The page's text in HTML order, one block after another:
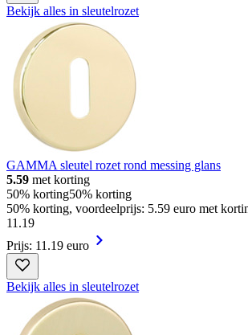
Bekijk alles in sleutelrozet
GAMMA sleutel rozet rond messing glans
5.59 met korting
50% korting50% korting
50% korting, voordeelprijs: 5.59 euro met
11 .19
Prijs: 11.19 euro
Bekijk alles in sleutelrozet